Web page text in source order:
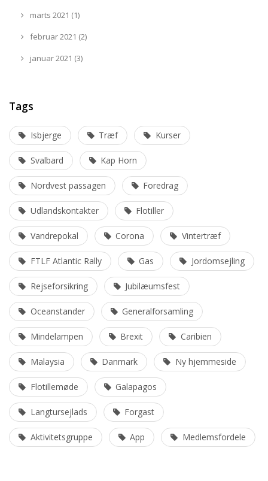
marts 2021 (1)
februar 2021 (2)
januar 2021 (3)
Tags
Isbjerge Træf Kurser
Svalbard Kap Horn
Nordvest passagen Foredrag
Udlandskontakter Flotiller
Vandrepokal Corona Vintertræf
FTLF Atlantic Rally Gas Jordomsejling
Rejseforsikring Jubilæumsfest
Oceanstander Generalforsamling
Mindelampen Brexit Caribien
Malaysia Danmark Ny hjemmeside
Flotillemøde Galapagos
Langtursejlads Forgast
Aktivitetsgruppe App Medlemsfordele